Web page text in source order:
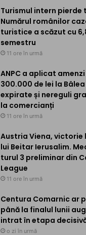
Turismul intern pierde
Numărul românilor
turistice a scăzut cu
semestru
11 ore în urmă
ANPC a aplicat
300.000 de lei la
expirate și nereguli
la comercianți
11 ore în urmă
Austria Viena, victorie
lui Beitar Ierusalim.
turul 3 preliminar din
League
11 ore în urmă
Centura Comarnic ar
până la finalul lunii
intrat în etapa
o zi în urmă